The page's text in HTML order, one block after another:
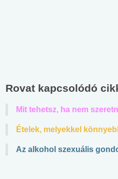
Rovat kapcsolódó
Mit tehetsz, ha nem
Ételek, melyekkel
Az alkohol szexuális